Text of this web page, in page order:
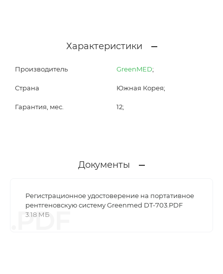
Характеристики
Производитель GreenMED;
Страна Южная Корея;
Гарантия, мес. 12;
Документы
Регистрационное удостоверение на портативное
рентгеновскую систему Greenmed DT-703.PDF
3.18 МБ
.PDF